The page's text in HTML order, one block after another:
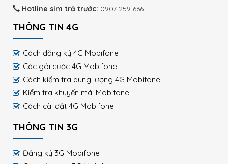
Hotline sim trả trước: 0907 259 666
THÔNG TIN 4G
Cách đăng ký 4G Mobifone
Các gói cước 4G Mobifone
Cách kiểm tra dung lượng 4G Mobifone
Kiểm tra khuyến mãi Mobifone
Cách cài đặt 4G Mobifone
THÔNG TIN 3G
Đăng ký 3G Mobifone